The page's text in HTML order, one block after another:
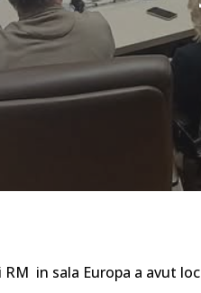
in sala Europa a avut